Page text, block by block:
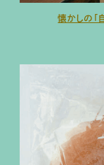
懐かしの「